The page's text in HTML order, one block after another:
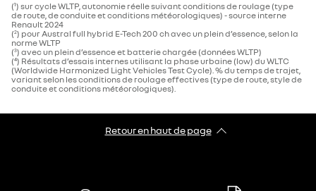
(¹) sur cycle WLTP, autonomie réelle suivant conditions de roulage (type
de route, de conduite et conditions météorologiques) - source interne
Renault 2024
(2) pour Austral full hybrid E-Tech 200 ch avec un plein d’essence, selon la
norme WLTP
(3) avec un plein d’essence et batterie chargée (données WLTP)​
(⁴) Résultats d’essais internes utilisant la phase urbaine (low) du WLTC
(Worldwide Harmonized Light Vehicles Test Cycle). % du temps de trajet,
variant selon les conditions de roulage effectives (type de route, style de
conduite et conditions météorologiques).
Retour en haut de page